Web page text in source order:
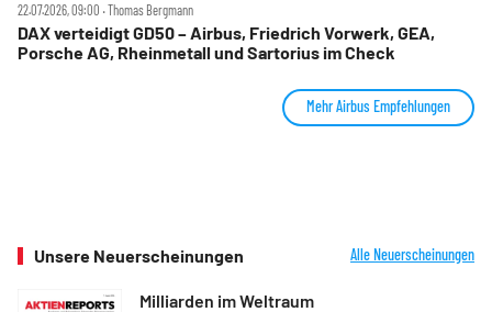
22.07.2026, 09:00 ‧ Thomas Bergmann
DAX verteidigt GD50 – Airbus, Friedrich Vorwerk, GEA,
Porsche AG, Rheinmetall und Sartorius im Check
Mehr Airbus Empfehlungen
Unsere Neuerscheinungen Alle Neuerscheinungen
Milliarden im Weltraum